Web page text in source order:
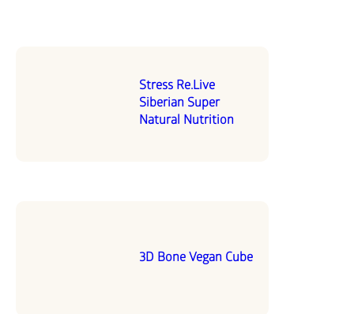
Stress Re.Live
Siberian Super
Natural Nutrition
3D Bone Vegan Cube